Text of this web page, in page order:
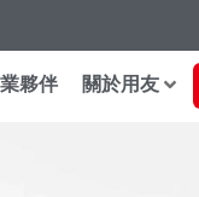
夥伴 關於用友